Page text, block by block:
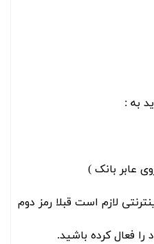
به :
لازم است قبلا رمز دوم
را فعال کرده باشید.